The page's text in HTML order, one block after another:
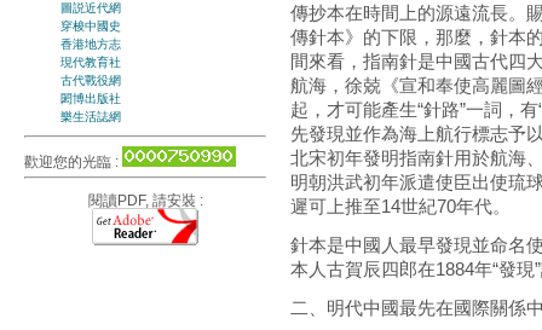
傳抄本在時間上的源遠流長。
傳針本》的下限，那麼，針本
間來看，指南針是中國古代四
航海，徐兢《宣和奉使高麗圖
起，才可能產生“針路”一詞，
先發現並作為海上航行標志予
北宋初年發明指南針用於航海
明朝洪武初年派遣使臣出使琉
遲可上推至14世紀70年代。
針本是中國人最早發現並命名
本人古賀辰四郎在1884年“發
二、明代中國最先在國際關係
圖説近代網
穿梭中國史
香港地方志
現代教育社
古代戰役網
閎博出版社
樂生活誌網
歡迎您的光臨 :
閱讀PDF, 請安裝 :